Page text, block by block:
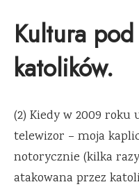
Kultura
katolików.
(2) Kiedy w 2009
telewizor – moja
notorycznie (kilka
atakowana przez